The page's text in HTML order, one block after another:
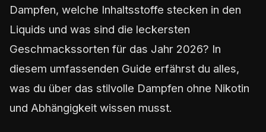
Dampfen, welche Inhaltsstoffe stecken in den
Liquids und was sind die leckersten
Geschmackssorten für das Jahr 2026? In
diesem umfassenden Guide erfährst du alles,
was du über das stilvolle Dampfen ohne Nikotin
und Abhängigkeit wissen musst.